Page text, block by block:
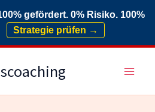
gefördert. 0% Risiko. 100%
Strategie prüfen →